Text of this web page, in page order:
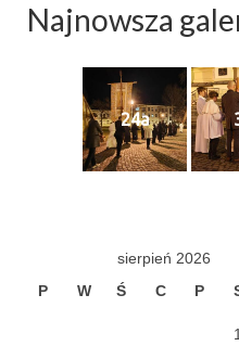
Niedziela
Wielki Piątek
Wielka Sobota
Pożegnanie Ks.
Zakończenie
Najnowsza
24a
sierpień 2026
P
W Ś C P